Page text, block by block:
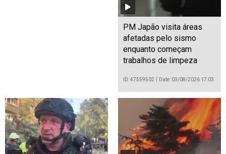
PM Japão visita áreas
afetadas pelo sismo
enquanto começam
trabalhos de limpeza
ID: 47559502 Date: 03/08/2026 17:03